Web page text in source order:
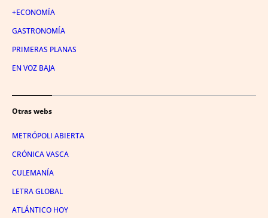
+ECONOMÍA
GASTRONOMÍA
PRIMERAS PLANAS
EN VOZ BAJA
Otras webs
METRÓPOLI ABIERTA
CRÓNICA VASCA
CULEMANÍA
LETRA GLOBAL
ATLÁNTICO HOY